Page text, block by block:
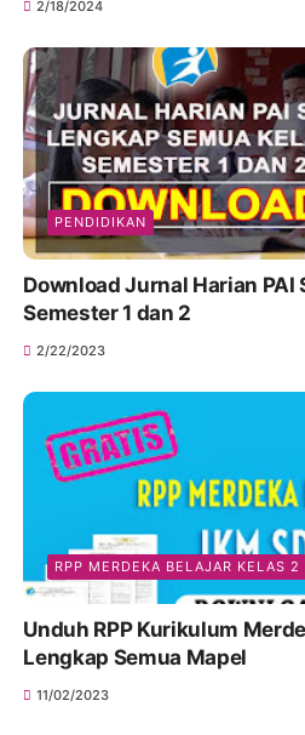
2/18/2024
PENDIDIKAN
Download Jurnal Harian PAI
Semester 1 dan 2
2/22/2023
RPP MERDEKA BELAJAR KELAS 2
Unduh RPP Kurikulum
Lengkap Semua Mapel
11/02/2023